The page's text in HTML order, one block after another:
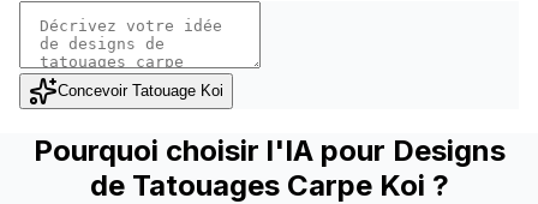
Concevoir Tatouage Koi
Pourquoi choisir l'IA pour Designs
de Tatouages Carpe Koi ?